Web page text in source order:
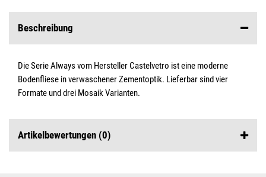
Beschreibung
Die Serie Always vom Hersteller Castelvetro ist eine moderne
Bodenfliese in verwaschener Zementoptik. Lieferbar sind vier
Formate und drei Mosaik Varianten.
Artikelbewertungen (0)